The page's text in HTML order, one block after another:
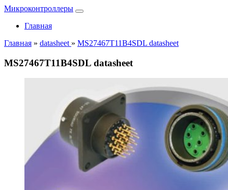
Микроконтроллеры
Главная
Главная » datasheet » MS27467T11B4SDL datasheet
MS27467T11B4SDL datasheet